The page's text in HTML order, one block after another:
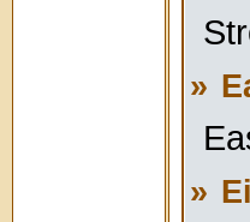
»
»